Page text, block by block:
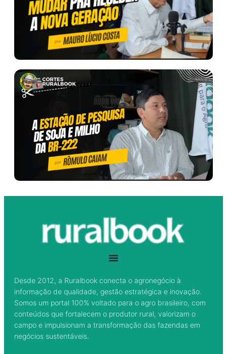
Desde 2012, a Ruralbook conecta o agronegócio à
informação de qualidade, gestão estratégica e inovação.
Somos um portal 100% voltado para o agro brasileiro, com
conteúdos que fortalecem o produtor rural, valorizam o
campo e impulsionam a transformação das fazendas em
negócios sustentáveis.